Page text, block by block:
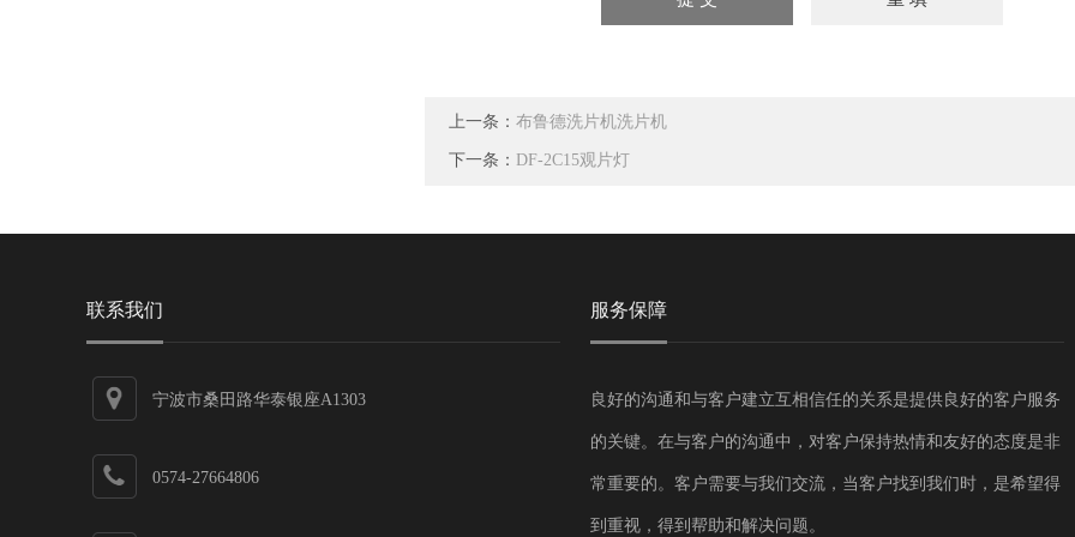
上一条： 布鲁德洗片机洗片机
下一条： DF-2C15观片灯
联系我们
宁波市桑田路华泰银座A1303
0574-27664806
服务保障
良好的沟通和与客户建立互相信任的关系是提供良好的客户服务
的关键。在与客户的沟通中，对客户保持热情和友好的态度是非
常重要的。客户需要与我们交流，当客户找到我们时，是希望得
到重视，得到帮助和解决问题。